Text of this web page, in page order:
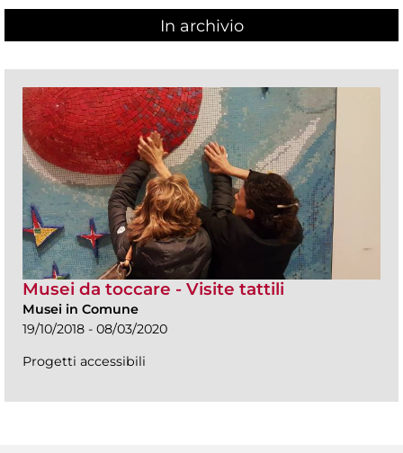
In archivio
Musei da toccare - Visite tattili
Musei in Comune
19/10/2018 - 08/03/2020
Progetti accessibili